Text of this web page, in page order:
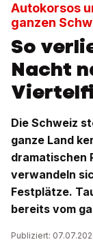
Autokorsos
ganzen
So
Nacht
Die Schweiz
ganze Land
dramatischen
verwandeln
Festplätze.
bereits vom
Publiziert: